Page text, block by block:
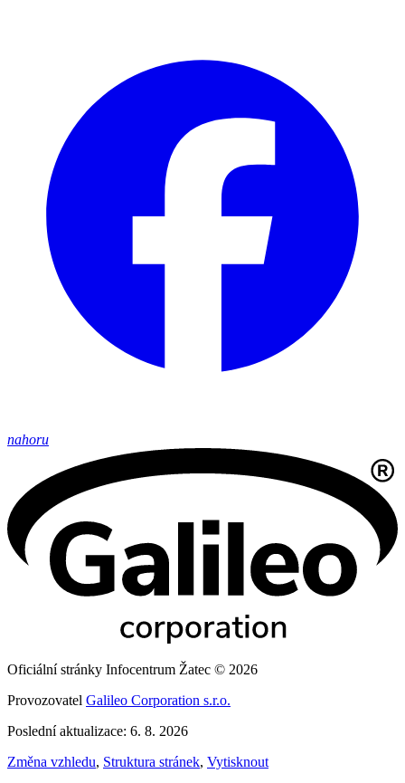
nahoru
Oficiální stránky Infocentrum Žatec © 2026
Provozovatel Galileo Corporation s.r.o.
Poslední aktualizace: 6. 8. 2026
Změna vzhledu, Struktura stránek, Vytisknout